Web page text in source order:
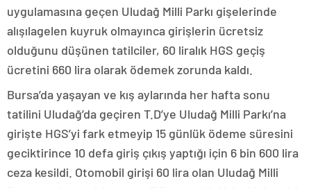
uygulamasına geçen Uludağ Milli Parkı gişelerinde
alışılagelen kuyruk olmayınca girişlerin ücretsiz
olduğunu düşünen tatilciler, 60 liralık HGS geçiş
ücretini 660 lira olarak ödemek zorunda kaldı.
Bursa’da yaşayan ve kış aylarında her hafta sonu
tatilini Uludağ’da geçiren T.D’ye Uludağ Milli Parkı’na
girişte HGS’yi fark etmeyip 15 günlük ödeme süresini
geciktirince 10 defa giriş çıkış yaptığı için 6 bin 600 lira
ceza kesildi. Otomobil girişi 60 lira olan Uludağ Milli